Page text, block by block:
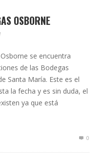
OSBORNE
se encuentra
de las Bodegas
Santa María. Este es el
la fecha y es sin duda, el
ya que está
0